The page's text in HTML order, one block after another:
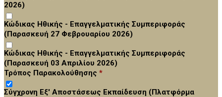
2026)
Κώδικας Ηθικής - Επαγγελματικής Συμπεριφοράς
(Παρασκευή 27 Φεβρουαρίου 2026)
Κώδικας Ηθικής - Επαγγελματικής Συμπεριφοράς
(Παρασκευή 03 Απριλίου 2026)
Τρόπος Παρακολούθησης *
Σύγχρονη Εξ' Αποστάσεως Εκπαίδευση (Πλατφόρμα